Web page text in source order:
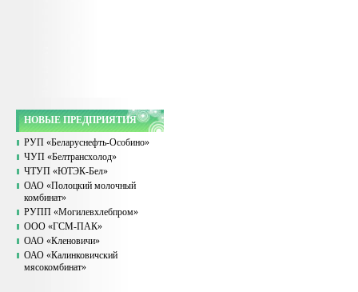
НОВЫЕ ПРЕДПРИЯТИЯ
РУП «Беларуснефть-Особино»
ЧУП «Белтрансхолод»
ЧТУП «ЮТЭК-Бел»
ОАО «Полоцкий молочный
комбинат»
РУПП «Могилевхлебпром»
ООО «ГСМ-ПАК»
ОАО «Кленовичи»
ОАО «Калинковичский
мясокомбинат»